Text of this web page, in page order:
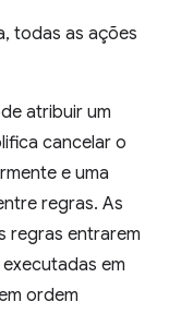
todas as ações
atribuir um
cancelar o
e uma
regras. As
regras entrarem
em
ordem